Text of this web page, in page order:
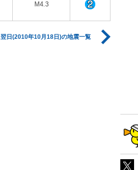
M4.3
翌日(2010年10月18日)の地震一覧